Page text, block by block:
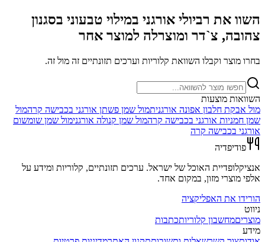
השוו את רביולי אורגני במילוי טבעוני בסגנון
צהובה, צ`דר ומוצרלה למוצר אחר
בחרו מוצר וקבלו השוואת קלוריות וערכים תזונתיים זה מול זה.
השוואות מוצעות
מול אבקת חלבון אפונה אורגניתמול שמן פשתן אורגני בכבישה קרהמול
שמן חמניות אורגני בכבישה קרהמול שמן קנולה אורגנימול שמן שומשום
אורגני בכבישה קרה
פודיפדיה
אנציקלופדיית האוכל של ישראל. ערכים תזונתיים, קלוריות ומידע על
אלפי מוצרי מזון, במקום אחד.
הורידו את האפליקציה
ניווט
מוצריםמחשבון קלוריותכתבות
מידע